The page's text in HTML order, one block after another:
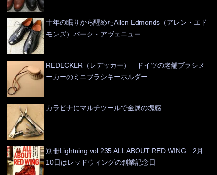
十年の眠りから醒めたAllen Edmonds（アレン・エド
モンズ）パーク・アヴェニュー
REDECKER（レデッカー） ドイツの老舗ブラシメ
ーカーのミニブラシキーホルダー
カラビナにマルチツールで金属の塊感
別冊Lightning vol.235 ALL ABOUT RED WING 2月
10日はレッドウィングの創業記念日